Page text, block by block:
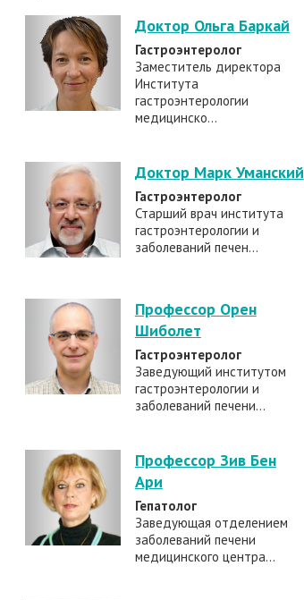
Доктор Ольга Баркай
Гастроэнтеролог
Заместитель директора
Института
гастроэнтерологии
медицинско...
Доктор Марк Уманский
Гастроэнтеролог
Старший врач института
гастроэнтерологии и
заболеваний печен...
Профессор Орен
Шиболет
Гастроэнтеролог
Заведующий институтом
гастроэнтерологии и
заболеваний печени...
Профессор Зив Бен
Ари
Гепатолог
Заведующая отделением
заболеваний печени
медицинского центра...